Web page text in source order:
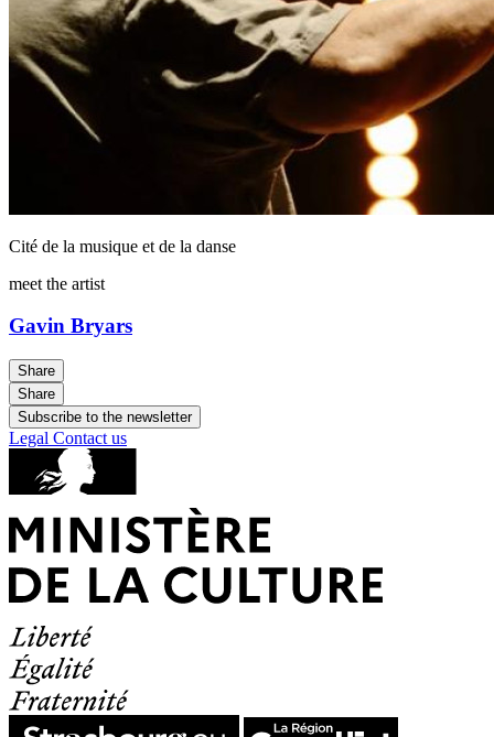
Cité de la musique et de la danse
meet the artist
Gavin Bryars
Share
Share
Subscribe to the newsletter
Legal Contact us